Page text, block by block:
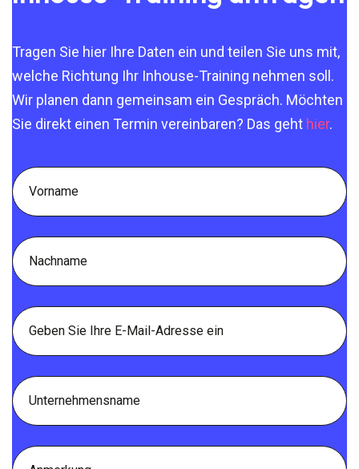
Tragen Sie hier Ihre Daten ein und teilen Sie uns mit,
welche Richtung Ihr Inhouse-Training nehmen soll.
Wir planen dann gemeinsam ein Gespräch. Möchten
Sie direkt einen Termin vereinbaren? Das geht hier.
First
name
Last
name
E-
Mail
Unternehmensname
Anmerkung